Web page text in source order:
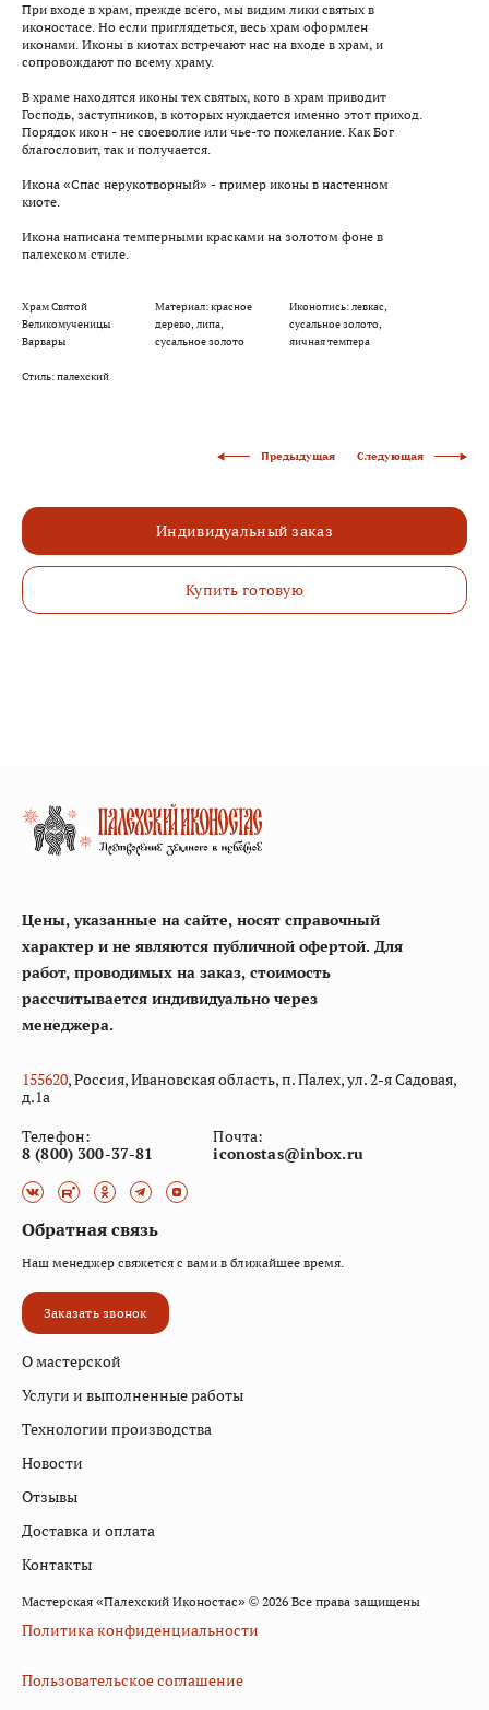
При входе в храм, прежде всего, мы видим лики святых в
иконостасе. Но если приглядеться, весь храм оформлен
иконами. Иконы в киотах встречают нас на входе в храм, и
сопровождают по всему храму.
В храме находятся иконы тех святых, кого в храм приводит
Господь, заступников, в которых нуждается именно этот приход.
Порядок икон - не своеволие или чье-то пожелание. Как Бог
благословит, так и получается.
Икона «Спас нерукотворный» - пример иконы в настенном
киоте.
Икона написана темперными красками на золотом фоне в
палехском стиле.
Храм Святой
Великомученицы
Варвары
Материал: красное
дерево, липа,
сусальное золото
Иконопись: левкас,
сусальное золото,
яичная темпера
Стиль: палехский
Предыдущая Следующая
Индивидуальный заказ
Купить готовую
Цены, указанные на сайте, носят справочный
характер и не являются публичной офертой. Для
работ, проводимых на заказ, стоимость
рассчитывается индивидуально через
менеджера.
155620, Россия, Ивановская область, п. Палех, ул. 2-я Садовая,
д.1а
Телефон:
8 (800) 300-37-81
Почта:
iconostas@inbox.ru
О мастерской
Услуги и выполненные работы
Технологии производства
Новости
Отзывы
Доставка и оплата
Контакты
Обратная связь
Наш менеджер свяжется с вами в ближайшее время.
Заказать звонок
Мастерская «Палехский Иконостас» © 2026 Все права защищены
Политика конфиденциальности
Пользовательское соглашение